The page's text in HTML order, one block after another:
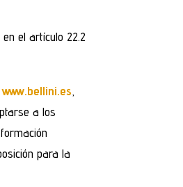
el artículo 22.2
www.bellini.es
a los
para la